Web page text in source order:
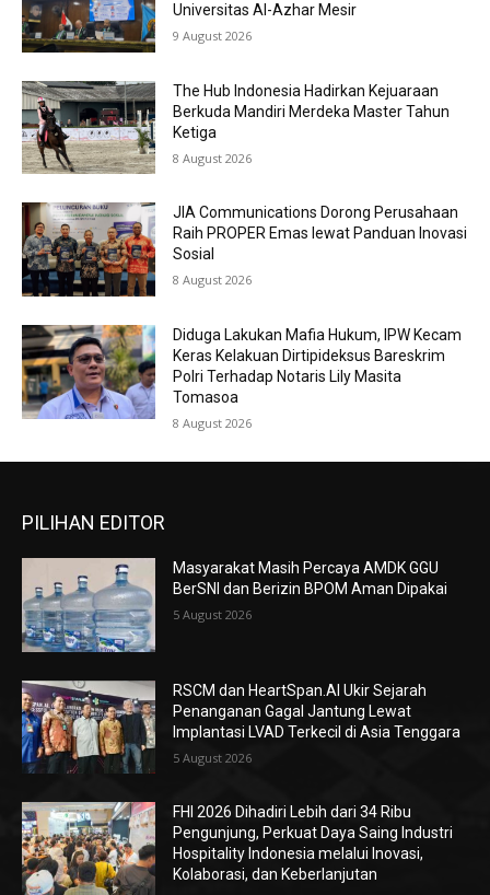
Universitas Al-Azhar Mesir
9 August 2026
The Hub Indonesia Hadirkan Kejuaraan
Berkuda Mandiri Merdeka Master Tahun
Ketiga
8 August 2026
JIA Communications Dorong Perusahaan
Raih PROPER Emas lewat Panduan Inovasi
Sosial
8 August 2026
Diduga Lakukan Mafia Hukum, IPW Kecam
Keras Kelakuan Dirtipideksus Bareskrim
Polri Terhadap Notaris Lily Masita
Tomasoa
8 August 2026
PILIHAN EDITOR
Masyarakat Masih Percaya AMDK GGU
BerSNI dan Berizin BPOM Aman Dipakai
5 August 2026
RSCM dan HeartSpan.AI Ukir Sejarah
Penanganan Gagal Jantung Lewat
Implantasi LVAD Terkecil di Asia Tenggara
5 August 2026
FHI 2026 Dihadiri Lebih dari 34 Ribu
Pengunjung, Perkuat Daya Saing Industri
Hospitality Indonesia melalui Inovasi,
Kolaborasi, dan Keberlanjutan